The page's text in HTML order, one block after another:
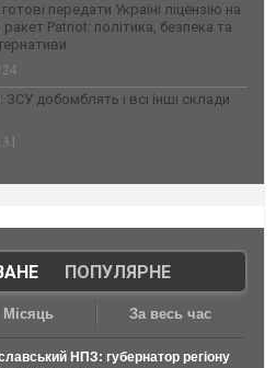
передати Україні ліцензію на
Patriot: політика, безпека та
добомблять і всі інші склади
| ПОПУЛЯРНЕ
Місяць За весь час
НПЗ: губернатор регіону